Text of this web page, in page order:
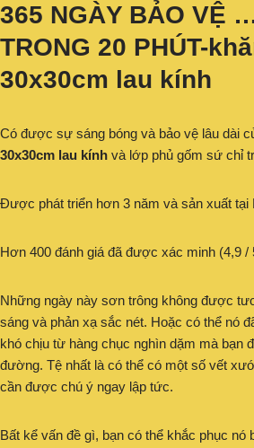
365 NGÀY BẢO VỆ
TRONG 20 PHÚT-
30x30cm lau kính
Có được sự sáng bóng và bảo vệ lâu dài
30x30cm lau kính và lớp phủ gốm sứ chỉ
Được phát triển hơn 3 năm và sản xuất tại
Hơn 400 đánh giá đã được xác minh (4,9 /
Những ngày này sơn trông không được
sáng và phản xạ sắc nét. Hoặc có thể nó
khó chịu từ hàng chục nghìn dặm mà bạn
đường. Tệ nhất là có thể có một số vết
cần được chú ý ngay lập tức.
Bất kể vấn đề gì, bạn có thể khắc phục nó